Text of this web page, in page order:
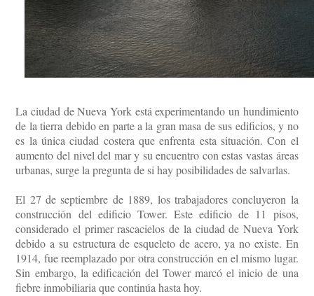
La ciudad de Nueva York está experimentando un hundimiento
de la tierra debido en parte a la gran masa de sus edificios, y no
es la única ciudad costera que enfrenta esta situación. Con el
aumento del nivel del mar y su encuentro con estas vastas áreas
urbanas, surge la pregunta de si hay posibilidades de salvarlas.
El 27 de septiembre de 1889, los trabajadores concluyeron la
construcción del edificio Tower. Este edificio de 11 pisos,
considerado el primer rascacielos de la ciudad de Nueva York
debido a su estructura de esqueleto de acero, ya no existe. En
1914, fue reemplazado por otra construcción en el mismo lugar.
Sin embargo, la edificación del Tower marcó el inicio de una
fiebre inmobiliaria que continúa hasta hoy.